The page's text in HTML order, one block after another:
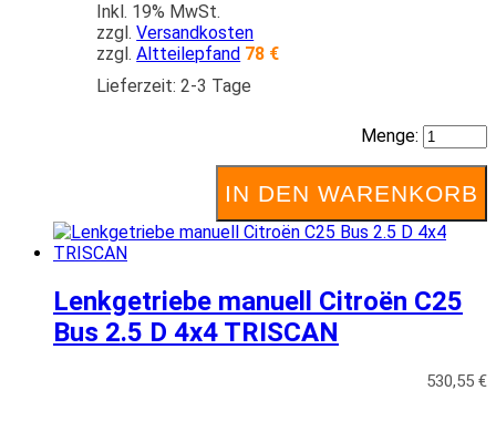
Inkl. 19% MwSt.
zzgl.Versandkosten
zzgl.Altteilepfand 78 €
Lieferzeit: 2-3 Tage
Menge:
IN DEN WARENKORB
Lenkgetriebe manuell Citroën C25
Bus 2.5 D 4x4 TRISCAN
530,55 €